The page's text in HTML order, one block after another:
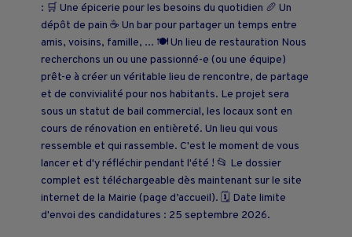
: 🛒 Une épicerie pour les besoins du quotidien 🥖 Un
dépôt de pain ☕ Un bar pour partager un temps entre
amis, voisins, famille, ... 🍽️ Un lieu de restauration Nous
recherchons un ou une passionné-e (ou une équipe)
prêt-e à créer un véritable lieu de rencontre, de partage
et de convivialité pour nos habitants. Le projet sera
sous un statut de bail commercial, les locaux sont en
cours de rénovation en entièreté. Un lieu qui vous
ressemble et qui rassemble. C'est le moment de vous
lancer et d'y réfléchir pendant l'été ! 📂 Le dossier
complet est téléchargeable dès maintenant sur le site
internet de la Mairie (page d’accueil). 🗓️ Date limite
d'envoi des candidatures : 25 septembre 2026.